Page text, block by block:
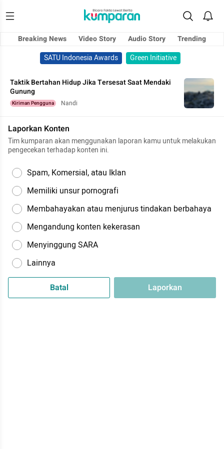
Breaking News Video Story Audio Story
Trending
SATU Indonesia Awards
Green Initiative
Taktik Bertahan Hidup Jika Tersesat Saat Mendaki
Gunung
Kiriman Pengguna Nandi
Laporkan Konten
Tim kumparan akan menggunakan laporan kamu untuk melakukan
pengecekan terhadap konten ini.
Spam, Komersial, atau Iklan
Memiliki unsur pornografi
Membahayakan atau menjurus tindakan berbahaya
Mengandung konten kekerasan
Menyinggung SARA
Lainnya
Batal Laporkan